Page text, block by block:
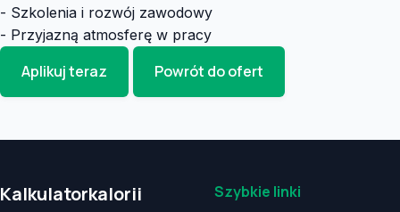
- Szkolenia i rozwój zawodowy
- Przyjazną atmosferę w pracy
Aplikuj teraz Powrót do ofert
Kalkulatorkalorii Szybkie linki